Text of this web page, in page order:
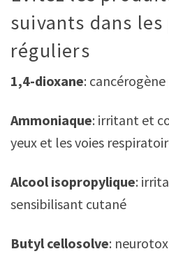
suivants dans
réguliers
1,4-dioxane:
Ammoniaque: irritant et
yeux et les voies
Alcool isopropylique:
sensibilisant cutané
Butyl cellosolve: